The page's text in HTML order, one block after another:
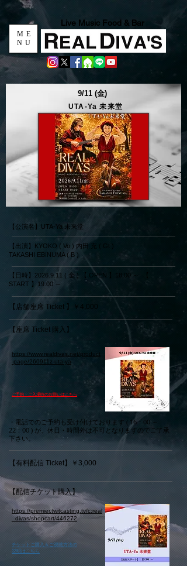
ME
NU
Live Music Food & Bar
9/11 (金)
UTA-Ya 未来堂
【公演名】UTA-Ya 未来堂
【出演】KYOKO ( Vo ) 内田 充 ( Gt )
TAKASHI EBINUMA ( B )
【日時】2026.9.11 ( 金 ) 【 OPEN 】18:00 ～ 【
START 】19:00 ～
【店舗座席 Ticket 】￥4,000
【座席 Ticket 購入】
​ご予約・ご入場時のお願いはこちら
https://www.realdivas.net/product
-page/260911z-uta-ya
・電話でのご予約も受け付けております ( 16：00 ～
22：00 ) が、休日・時間外は不可となりますのでご了承
下さい。
【有料配信 Ticket】 ￥3,000
【配信チケット購入】
https://premier.twitcasting.tv/c:real
_divas/shopcart/446272
​チケットご購入＆ご視聴方法の
説明はこちら